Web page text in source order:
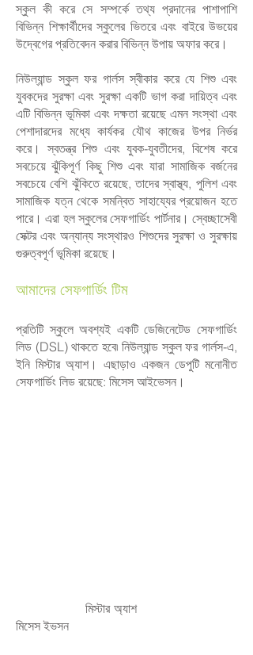
স্কুল কী করে সে সম্পর্কে তথ্য প্রদানের পাশাপাশি
বিভিন্ন শিক্ষার্থীদের স্কুলের ভিতরে এবং বাইরে উভয়ের
উদ্বেগের প্রতিবেদন করার বিভিন্ন উপায় অফার করে।
নিউল্যান্ড স্কুল ফর গার্লস স্বীকার করে যে শিশু এবং
যুবকদের সুরক্ষা এবং সুরক্ষা একটি ভাগ করা দায়িত্ব এবং
এটি বিভিন্ন ভূমিকা এবং দক্ষতা রয়েছে এমন সংস্থা এবং
পেশাদারদের মধ্যে কার্যকর যৌথ কাজের উপর নির্ভর
করে। স্বতন্ত্র শিশু এবং যুবক-যুবতীদের, বিশেষ করে
সবচেয়ে ঝুঁকিপূর্ণ কিছু শিশু এবং যারা সামাজিক বর্জনের
সবচেয়ে বেশি ঝুঁকিতে রয়েছে, তাদের স্বাস্থ্য, পুলিশ এবং
সামাজিক যত্ন থেকে সমন্বিত সাহায্যের প্রয়োজন হতে
পারে। এরা হল স্কুলের সেফগার্ডিং পার্টনার। স্বেচ্ছাসেবী
সেক্টর এবং অন্যান্য সংস্থারও শিশুদের সুরক্ষা ও সুরক্ষায়
গুরুত্বপূর্ণ ভূমিকা রয়েছে।
আমাদের সেফগার্ডিং টিম ​
প্রতিটি স্কুলে অবশ্যই একটি ডেজিনেটেড সেফগার্ডিং
লিড (DSL) থাকতে হবে৷ নিউল্যান্ড স্কুল ফর গার্লস-এ,
ইনি মিস্টার অ্যাশ। এছাড়াও একজন ডেপুটি মনোনীত
সেফগার্ডিং লিড রয়েছে: মিসেস আইভেসন।
মিস্টার অ্যাশ
মিসেস ইভসন